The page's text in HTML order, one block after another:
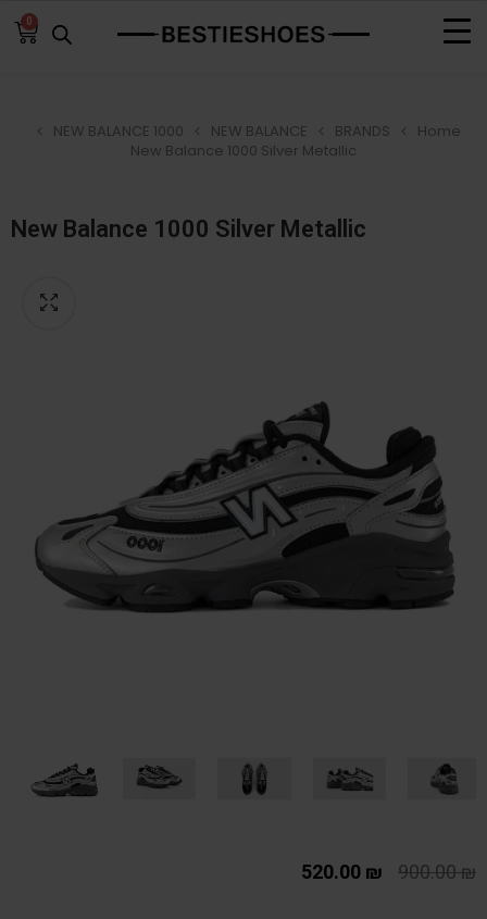
0
Home
BRANDS
NEW BALANCE
NEW BALANCE 1000
New Balance 1000 Silver Metallic
New Balance 1000 Silver Metallic
900.00₪
520.00 ₪